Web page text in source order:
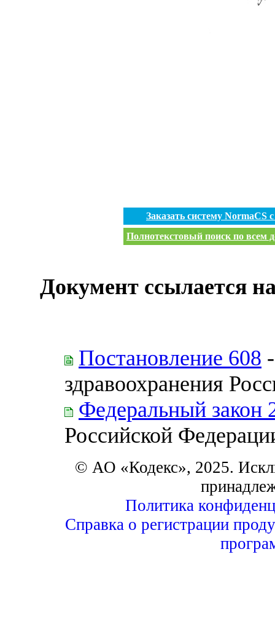
Заказать систему
Полнотекстовый поиск по всем
Документ ссылается
Постановление 608
здравоохранения
Федеральный закон
Российской
© АО «Кодекс», 2025.
Политика
Справка о регистрации